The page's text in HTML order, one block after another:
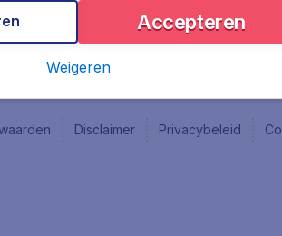
Disclaimer Privacybeleid
Accepteren
Weigeren